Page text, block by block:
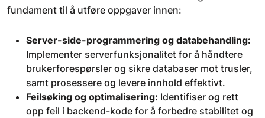
fundament til å utføre oppgaver innen:
Server-side-programmering og databehandling:
Implementer serverfunksjonalitet for å håndtere
brukerforespørsler og sikre databaser mot trusler,
samt prosessere og levere innhold effektivt.
Feilsøking og optimalisering: Identifiser og rett
opp feil i backend-kode for å forbedre stabilitet og